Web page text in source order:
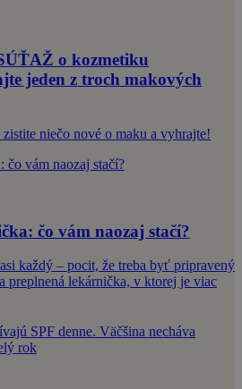
o kozmetiku
jeden z troch makových
niečo nové o maku a vyhrajte!
čo vám naozaj stačí?
každý – pocit, že treba byť pripravený
preplnená lekárnička, v ktorej je viac